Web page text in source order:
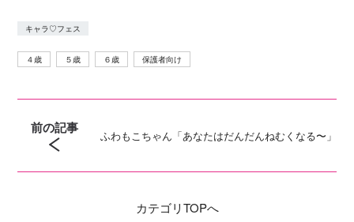
キャラ♡フェス
４歳 ５歳 ６歳 保護者向け
前の記事 ふわもこちゃん「あなたはだんだんねむくなる〜」
カテゴリTOPへ